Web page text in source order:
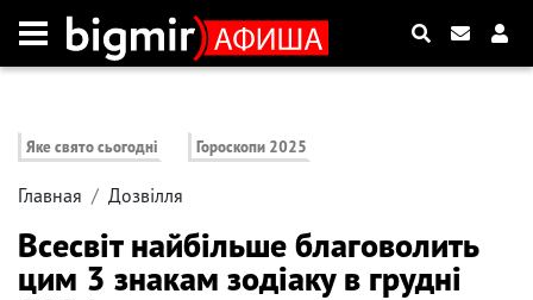
Яке свято сьогодні Гороскопи 2025
Главная Дозвілля
Всесвіт найбільше благоволить
цим 3 знакам зодіаку в грудні